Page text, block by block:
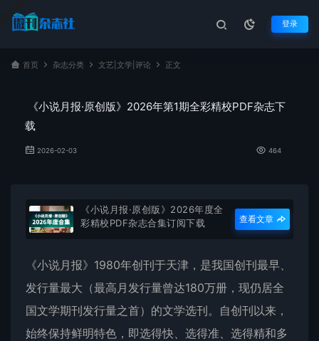
登录
首页 杂志分类 文艺|文学|评论 正文
《小说月报·原创版》2026年第1期全彩精校PDF杂志下
载
2026-02-03 464
《小说月报·原创版》2026年度全
彩精校PDF杂志合集订阅下载
查看文章
《小说月报》1980年创刊于天津，是我国创刊最早、
发行量最大（最高月发行量曾达180万册，现仍居全
国文学期刊发行量之首）的文学选刊。自创刊以来，
始终保持鲜明特色，即选得快、选得准、选得精和多